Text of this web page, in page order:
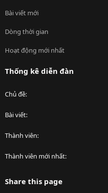
Bài viết mới
Dòng thời gian
Hoạt động mới nhất
Thống kê diễn đàn
Chủ đề
Bài viết
Thành viên
Thành viên mới nhất
Share this page